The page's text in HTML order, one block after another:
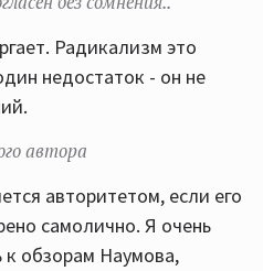
что это не так, но это
что имеют неподходящие
Радикализм это
недостаток - он не
автора
авторитетом, если его
самолично. Я очень
обзорам Наумова,